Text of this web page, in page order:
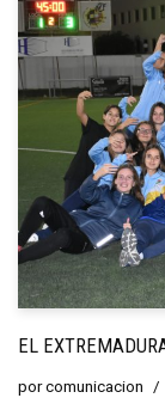
EL
porcomunicacion